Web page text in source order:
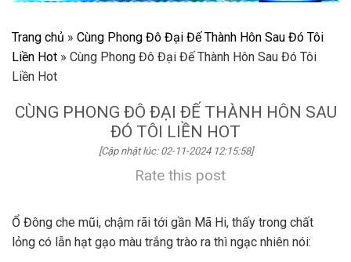
Trang chủ » Cùng Phong Đô Đại Đế Thành Hôn Sau Đó Tôi
Liền Hot » Cùng Phong Đô Đại Đế Thành Hôn Sau Đó Tôi
Liền Hot
CÙNG PHONG ĐÔ ĐẠI ĐẾ THÀNH HÔN SAU
ĐÓ TÔI LIỀN HOT
[Cập nhật lúc: 02-11-2024 12:15:58]
Rate this post
Ổ Đông che mũi, chậm rãi tới gần Mã Hi, thấy trong chất
lỏng có lẫn hạt gạo màu trắng trào ra thì ngạc nhiên nói: